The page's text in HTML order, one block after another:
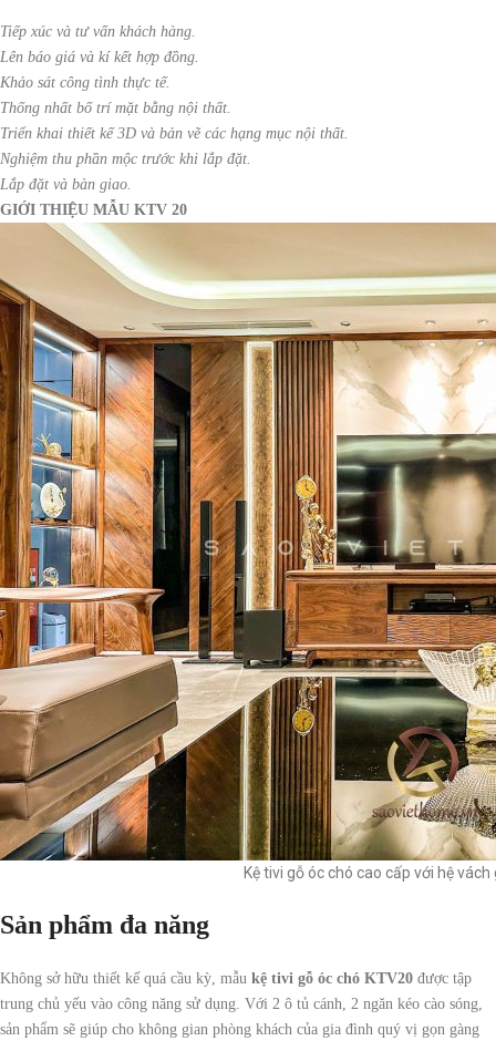
Tiếp xúc và tư vấn khách hàng.
Lên báo giá và kí kết hợp đồng.
Khảo sát công tình thực tế.
Thống nhất bố trí mặt bằng nội thất.
Triển khai thiết kế 3D và bản vẽ các hạng mục nội thất.
Nghiệm thu phần mộc trước khi lắp đặt.
Lắp đặt và bàn giao.
GIỚI THIỆU MẪU KTV 20
Kệ tivi gỗ óc chó cao cấp với hệ
Sản phẩm đa năng
Không sở hữu thiết kế quá cầu kỳ, mẫu kệ tivi gỗ óc chó KTV20 được tập
trung chủ yếu vào công năng sử dụng. Với 2 ô tủ cánh, 2 ngăn kéo cào sóng,
sản phẩm sẽ giúp cho không gian phòng khách của gia đình quý vị gọn gàng